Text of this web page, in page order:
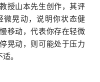
授山本先生创作，其评
微晃动，说明你状态健
移动，代表你存在轻微
晃动，则可能处于压力
。